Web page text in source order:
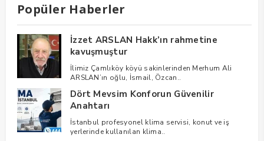
Popüler Haberler
İzzet ARSLAN Hakk’ın rahmetine
kavuşmuştur
İlimiz Çamlıköy köyü sakinlerinden Merhum Ali
ARSLAN’ın oğlu, İsmail, Özcan..
Dört Mevsim Konforun Güvenilir
Anahtarı
İstanbul profesyonel klima servisi, konut ve iş
yerlerinde kullanılan klima..